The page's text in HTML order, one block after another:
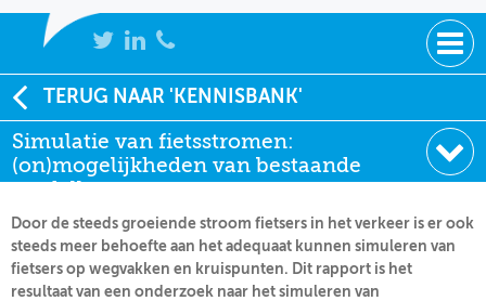
NIEUWS
BIJEENKOMSTEN
KENNISBANK
ADRESSENBOEK
OVER FIETSBERAAD
TERUG NAAR 'KENNISBANK'
Simulatie van fietsstromen:
(on)mogelijkheden van bestaande
Soort:
Onderzoeksrapporten
Auteur:
Erwin Bezembinder
Datum:
01-09-2023
Door de steeds groeiende stroom fietsers in het verkeer is er ook
steeds meer behoefte aan het adequaat kunnen simuleren van
fietsers op wegvakken en kruispunten. Dit rapport is het
resultaat van een onderzoek naar het simuleren van